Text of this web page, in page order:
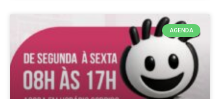
AGENDA